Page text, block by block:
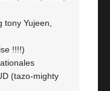
tony Yujeen,
!!!!)
(tazo-mighty